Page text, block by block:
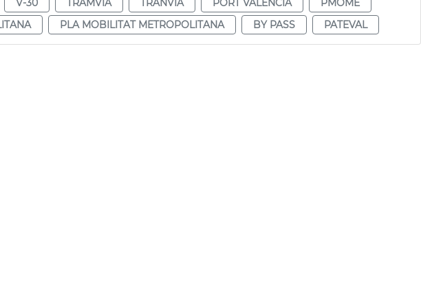
V-30 TRAMVIA TRANVIA PORT VALÈNCIA
PMOME
PLA MOBILITAT METROPOLITANA BY PASS PATEVAL